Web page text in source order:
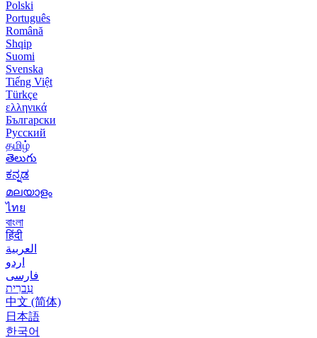
Polski
Português
Română
Shqip
Suomi
Svenska
Tiếng Việt
Türkçe
ελληνικά
Български
Русский
தமிழ்
తెలుగు
ಕನ್ನಡ
മലയാളം
ไทย
বাংলা
हिंदी
العربية
اردو
فارسی
עִברִית
中文 (简体)
日本語
한국어